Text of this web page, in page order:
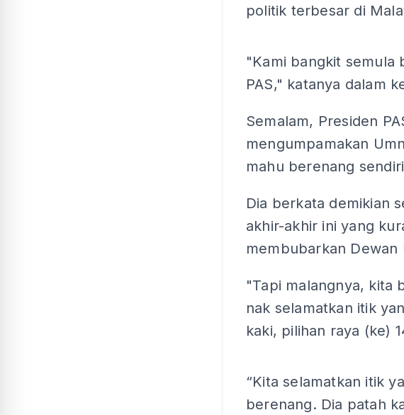
politik terbesar di
"Kami bangkit semula
PAS," katanya dalam
Semalam, Presiden
mengumpamakan
mahu berenang
Dia berkata demikian
akhir-akhir ini yang
membubarkan
"Tapi malangnya, kita
nak selamatkan itik
kaki, pilihan raya (ke)
“Kita selamatkan itik
berenang. Dia patah